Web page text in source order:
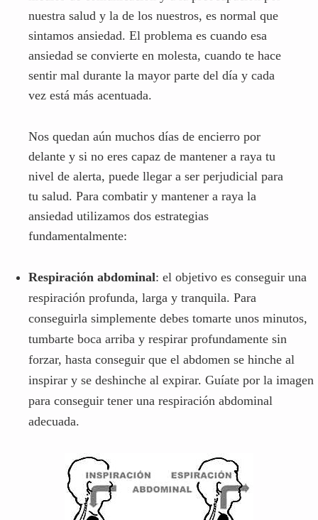
Nos quedan aún muchos días de encierro por
delante y si no eres capaz de mantener a raya tu
nivel de alerta, puede llegar a ser perjudicial para
tu salud. Para combatir y mantener a raya la
ansiedad utilizamos dos estrategias
Respiración abdominal: el objetivo es conseguir una
respiración profunda, larga y tranquila. Para
conseguirla simplemente debes tomarte unos minutos,
tumbarte boca arriba y respirar profundamente sin
forzar, hasta conseguir que el abdomen se hinche al
para conseguir tener una respiración abdominal
adecuada.